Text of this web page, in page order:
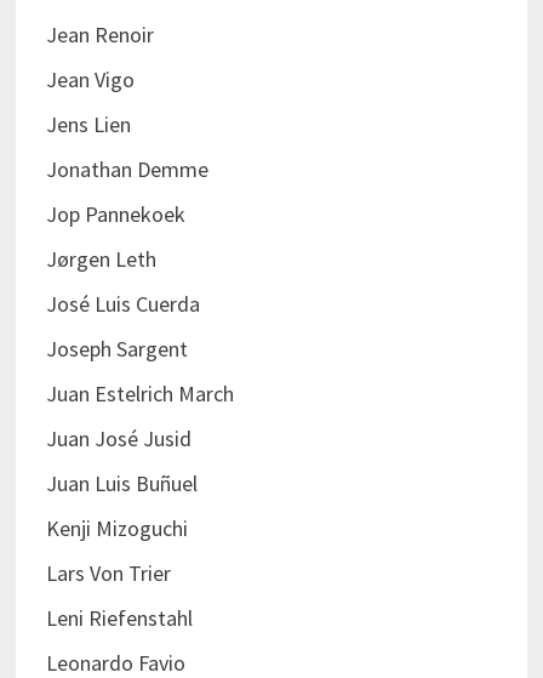
Jean Renoir
Jean Vigo
Jens Lien
Jonathan Demme
Jop Pannekoek
Jørgen Leth
José Luis Cuerda
Joseph Sargent
Juan Estelrich March
Juan José Jusid
Juan Luis Buñuel
Kenji Mizoguchi
Lars Von Trier
Leni Riefenstahl
Leonardo Favio